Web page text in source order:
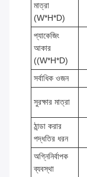
মাত্রা
(W*H*D)
প্যাকেজিং
আকার
((W*H*D)
সর্বাধিক ওজন
সুরক্ষার মাত্রা
ঠান্ডা করার
পদ্ধতির ধরন
অগ্নিনির্বাপক
ব্যবস্থা